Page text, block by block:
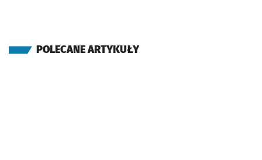
POLECANE ARTYKUŁY